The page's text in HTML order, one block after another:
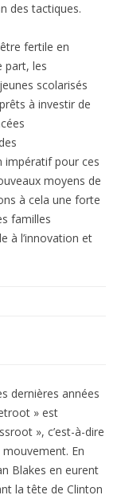
des tactiques.
fertile en
part, les
scolarisés
à investir de
impératif pour ces
moyens de
à cela une forte
familles
à l’innovation et
dernières années
» est
», c’est-à-dire
En
Blakes en eurent
la tête de Clinton